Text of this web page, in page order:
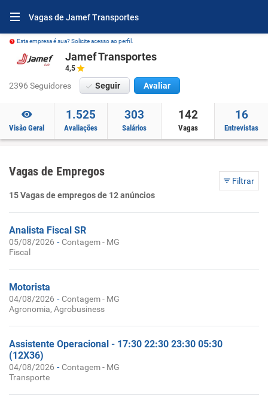
Vagas de Jamef Transportes
Esta empresa é sua? Solicite acesso ao perfil.
Jamef Transportes
4,5
2396 Seguidores Seguir Avaliar
Visão Geral
1.525
Avaliações
303
Salários
142
Vagas
16
Entrevistas
Vagas de Empregos
Filtrar
15 Vagas de empregos de 12 anúncios
Analista Fiscal SR
05/08/2026 - Contagem - MG
Fiscal
Motorista
04/08/2026 - Contagem - MG
Agronomia, Agrobusiness
Assistente Operacional - 17:30 22:30 23:30 05:30
(12X36)
04/08/2026 - Contagem - MG
Transporte